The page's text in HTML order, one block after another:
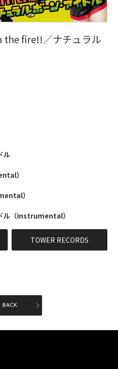
the fire!!／ナチュラル
ル
）
）
ル （Instrumental）
TOWER RECORDS
BACK